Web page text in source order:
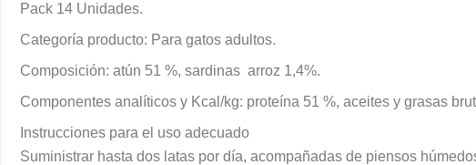
Pack 14 Unidades.
Categoría producto: Para gatos adultos.
Composición: atún 51 %, sardinas arroz 1,4%.
Componentes analíticos y Kcal/kg: proteína 51 %, aceites y grasas
Instrucciones para el uso adecuado
Suministrar hasta dos latas por día, acompañadas de piensos